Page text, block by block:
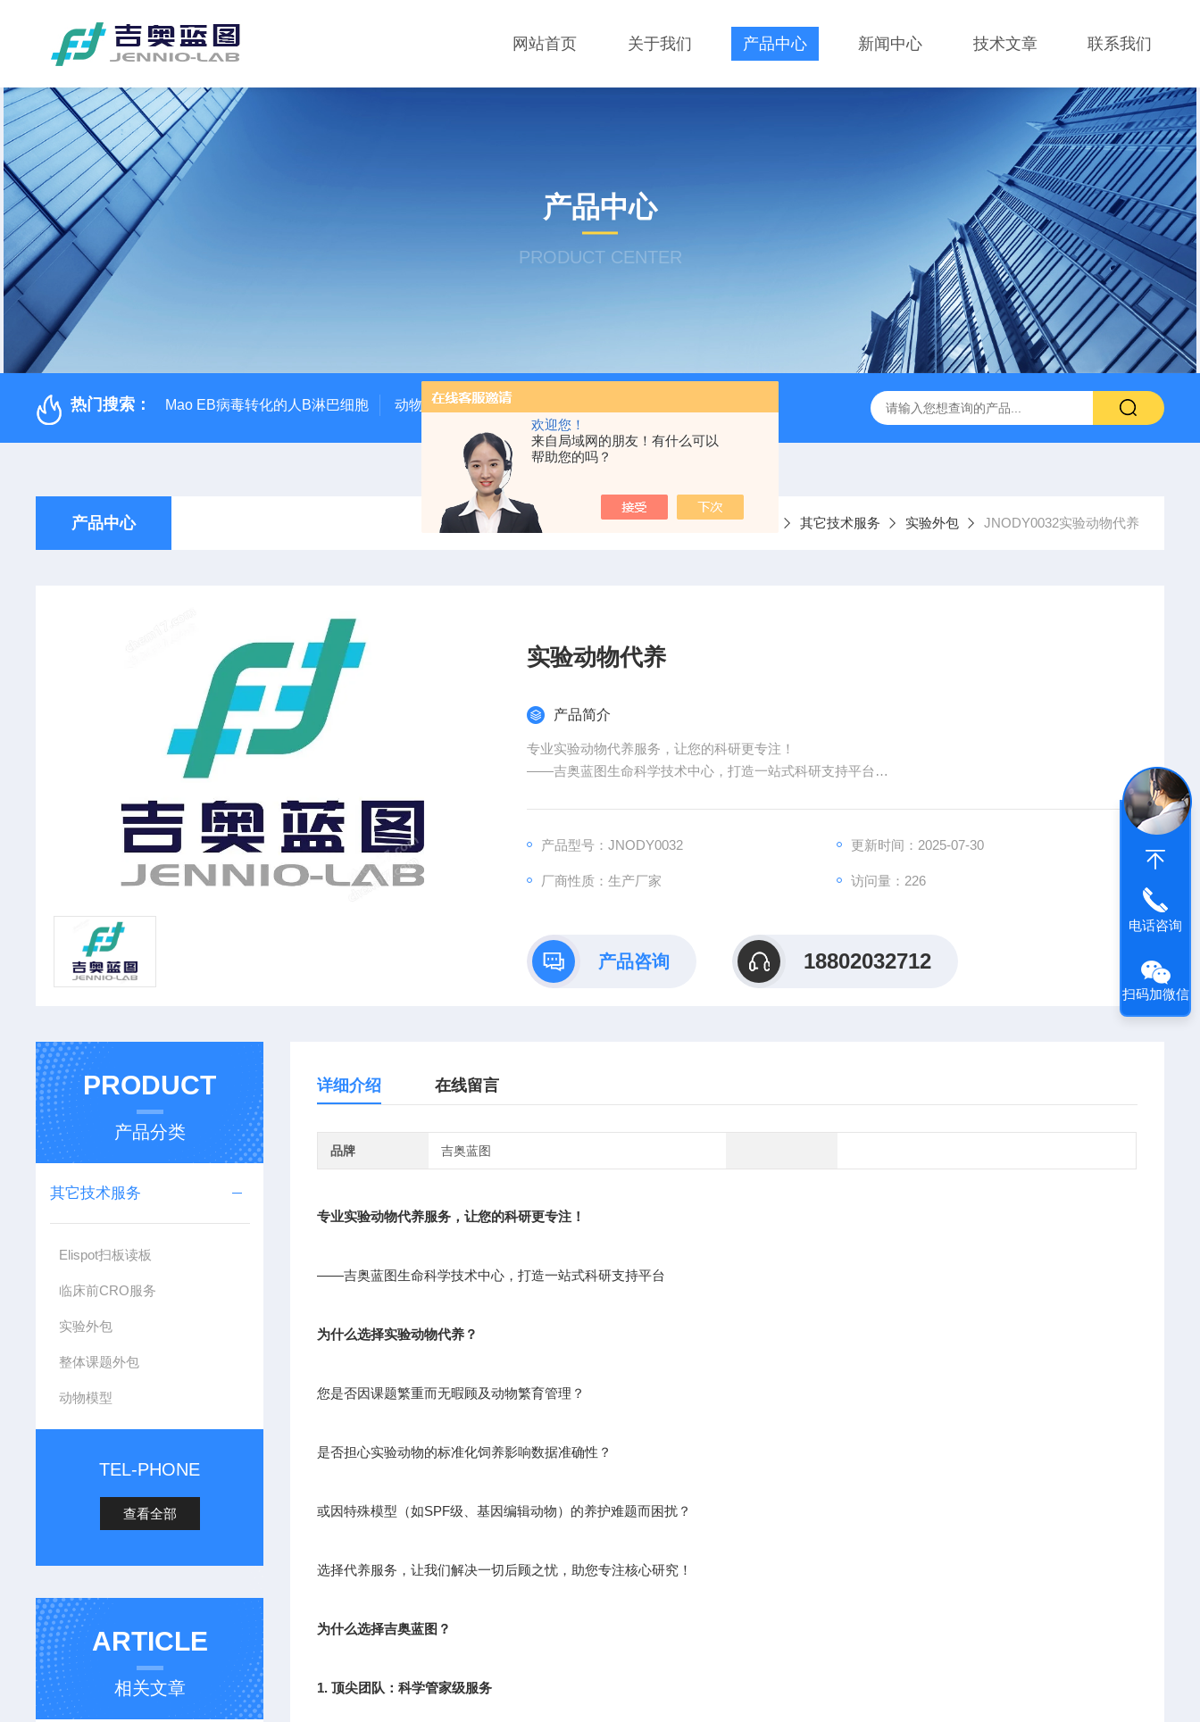
欢迎您！
来自局域网的朋友！有什么可以
帮助您的吗？
网站首页 关于我们 产品中心 新闻中心 技术文章 联系我们
产品中心
PRODUCT CENTER
热门搜索： Mao EB病毒转化的人B淋巴细胞 动物实验外包 北京 人源肿瘤组织异种移植（PDX）小鼠模型 流式实验外包
产品中心 当前位置： 首页 产品中心 其它技术服务 实验外包 JNODY0032实验动物代养
实验动物代养
产品简介
专业实验动物代养服务，让您的科研更专注！
——吉奥蓝图生命科学技术中心，打造一站式科研支持平台
是否担心实验动物的标准化饲养影响数据准确性？
选择代养服务，让我们解决一切后顾之忧，助您专注核心研究！
产品型号：JNODY0032 更新时间：2025-07-30
厂商性质：生产厂家 访问量：226
产品咨询 18802032712
PRODUCT
产品分类
其它技术服务
Elispot扫板读板
临床前CRO服务
实验外包
整体课题外包
动物模型
TEL-PHONE
查看全部
ARTICLE
相关文章
详细介绍 在线留言
品牌 吉奥蓝图
专业实验动物代养服务，让您的科研更专注！
——吉奥蓝图生命科学技术中心，打造一站式科研支持平台
为什么选择实验动物代养？
您是否因课题繁重而无暇顾及动物繁育管理？
是否担心实验动物的标准化饲养影响数据准确性？
或因特殊模型（如SPF级、基因编辑动物）的养护难题而困扰？
选择代养服务，让我们解决一切后顾之忧，助您专注核心研究！
为什么选择吉奥蓝图？
1. 顶尖团队：科学管家级服务
电话咨询
扫码加微信